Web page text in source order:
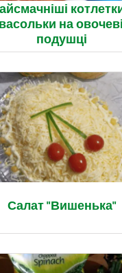
на
подушці
Салат "Вишенька"